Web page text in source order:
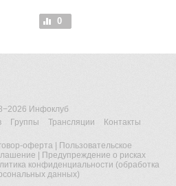
0
Инфоклуб
Группы Трансляции Контакты
оферта|
Пользовательское
Предупреждение о рисках
конфиденциальности (обработка
данных)